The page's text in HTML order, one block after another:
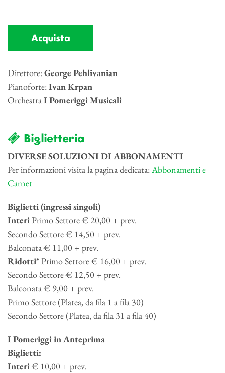
Acquista
Direttore:George Pehlivanian
Pianoforte:Ivan Krpan
OrchestraI Pomeriggi Musicali
Biglietteria
DIVERSE SOLUZIONI DI ABBONAMENTI
Per informazioni visita la pagina dedicata:Abbonamenti e
Carnet
Biglietti (ingressi singoli)
InteriPrimo Settore € 20,00 + prev.
Secondo Settore € 14,50 + prev.
Balconata € 11,00 + prev.
Ridotti*Primo Settore € 16,00 + prev.
Secondo Settore € 12,50 + prev.
Balconata € 9,00 + prev.
Primo Settore (Platea, da fila 1 a fila 30)
Secondo Settore (Platea, da fila 31 a fila 40)
I Pomeriggi in Anteprima
Biglietti:
Interi€ 10,00 + prev.